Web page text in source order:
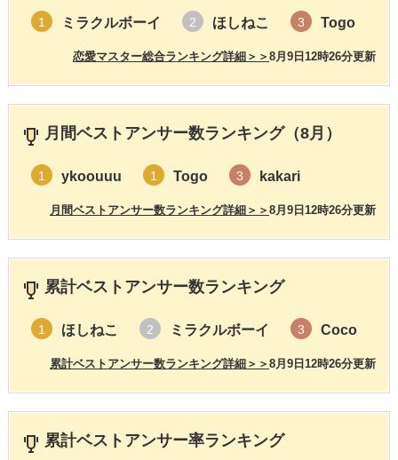
1 ミラクルボーイ 2 ほしねこ 3 Togo
8月9日12時26分更新
恋愛マスター総合ランキング詳細＞＞
月間ベストアンサー数ランキング（8月）
1 ykoouuu 1 Togo 3 kakari
8月9日12時26分更新
月間ベストアンサー数ランキング詳細＞＞
累計ベストアンサー数ランキング
1 ほしねこ 2 ミラクルボーイ 3 Coco
8月9日12時26分更新
累計ベストアンサー数ランキング詳細＞＞
累計ベストアンサー率ランキング